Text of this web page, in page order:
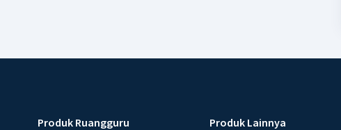
Produk Ruangguru Produk Lainnya